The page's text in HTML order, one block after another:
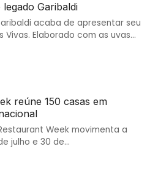
Garibaldi
acaba de apresentar seu
Vivas. Elaborado com as uvas…
reúne 150 casas em
Week movimenta a
julho e 30 de…